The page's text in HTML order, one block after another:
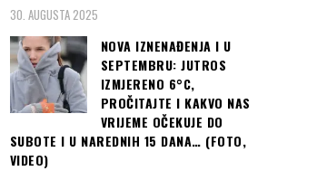
30. AUGUSTA 2025
NOVA IZNENAĐENJA I U
SEPTEMBRU: JUTROS
IZMJERENO 6°C,
PROČITAJTE I KAKVO NAS
VRIJEME OČEKUJE DO
SUBOTE I U NAREDNIH 15 DANA… (FOTO,
VIDEO)